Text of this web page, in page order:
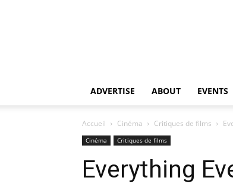
ADVERTISE ABOUT EVENTS
Accueil Cinéma Critiques de films
Cinéma Critiques de films
Everything